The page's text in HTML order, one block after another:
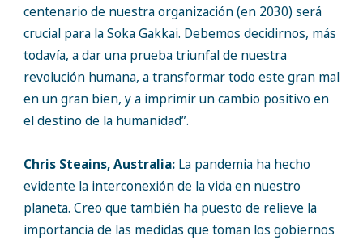
centenario de nuestra organización (en 2030) será
crucial para la Soka Gakkai. Debemos decidirnos, más
todavía, a dar una prueba triunfal de nuestra
revolución humana, a transformar todo este gran mal
en un gran bien, y a imprimir un cambio positivo en
el destino de la humanidad”.
Chris Steains, Australia:La pandemia ha hecho
evidente la interconexión de la vida en nuestro
planeta. Creo que también ha puesto de relieve la
importancia de las medidas que toman los gobiernos